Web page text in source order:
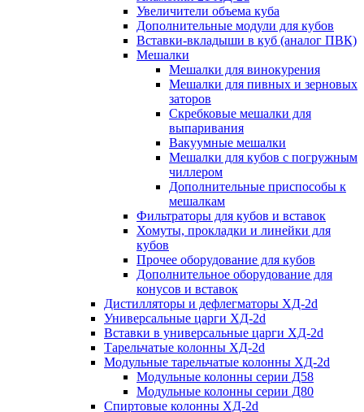
Увеличители объема куба
Дополнительные модули для кубов
Вставки-вкладыши в куб (аналог ПВК)
Мешалки
Мешалки для винокурения
Мешалки для пивных и зерновых
заторов
Скребковые мешалки для
выпаривания
Вакуумные мешалки
Мешалки для кубов с погружным
чиллером
Дополнительные приспособы к
мешалкам
Фильтраторы для кубов и вставок
Хомуты, прокладки и линейки для
кубов
Прочее оборудование для кубов
Дополнительное оборудование для
конусов и вставок
Дистилляторы и дефлегматоры ХД-2d
Универсальные царги ХД-2d
Вставки в универсальные царги ХД-2d
Тарельчатые колонны ХД-2d
Модульные тарельчатые колонны ХД-2d
Модульные колонны серии Д58
Модульные колонны серии Д80
Спиртовые колонны ХД-2d